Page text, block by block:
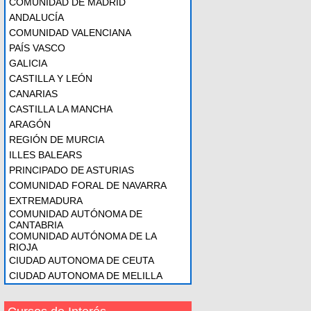
ANDALUCÍA
COMUNIDAD VALENCIANA
PAÍS VASCO
GALICIA
CASTILLA Y LEÓN
CANARIAS
CASTILLA LA MANCHA
ARAGÓN
REGIÓN DE MURCIA
ILLES BALEARS
PRINCIPADO DE ASTURIAS
COMUNIDAD FORAL DE NAVARRA
EXTREMADURA
COMUNIDAD AUTÓNOMA DE
CANTABRIA
COMUNIDAD AUTÓNOMA DE LA
RIOJA
CIUDAD AUTONOMA DE CEUTA
CIUDAD AUTONOMA DE MELILLA